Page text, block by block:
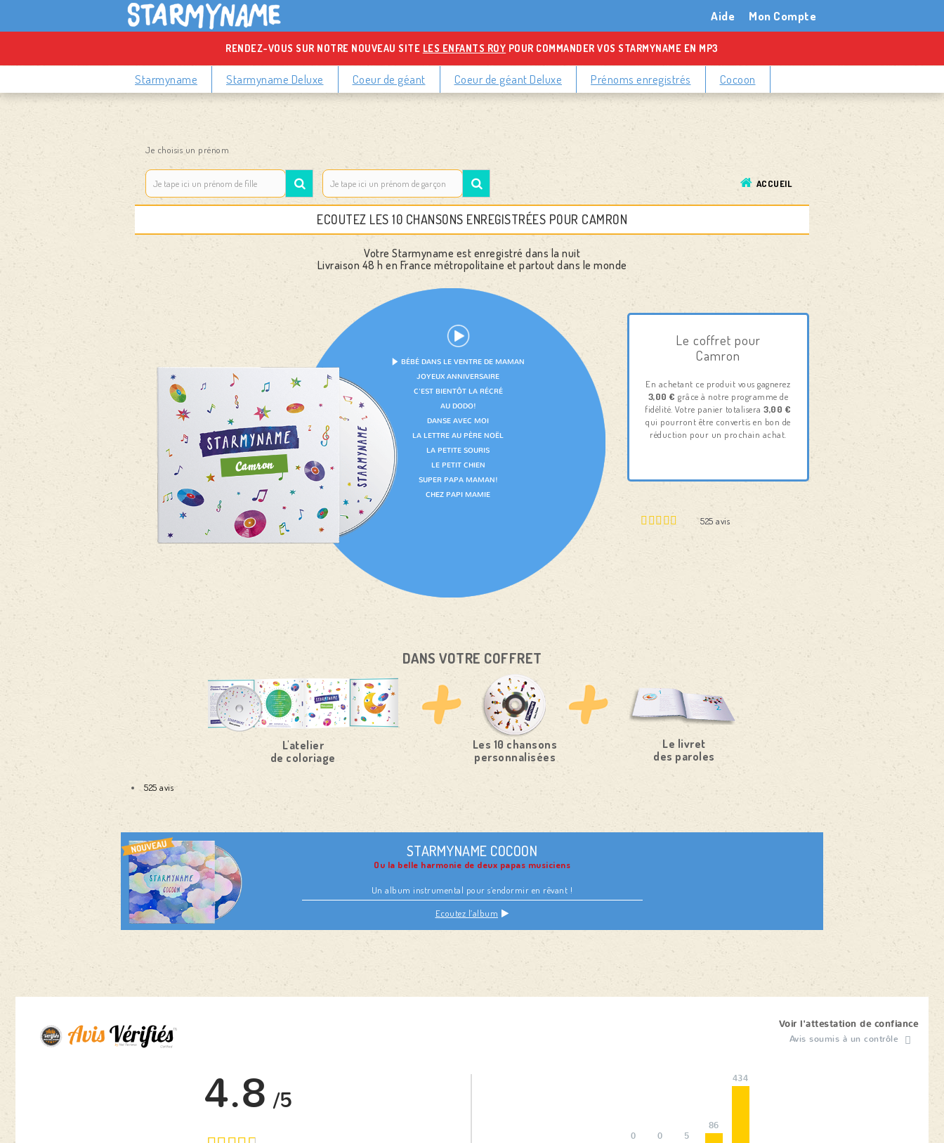
Mon Compte
Aide
RENDEZ-VOUS SUR NOTRE NOUVEAU SITE LES ENFANTS ROY POUR COMMANDER VOS STARMYNAME EN MP3
Starmyname Starmyname Deluxe Coeur de géant Coeur de géant Deluxe Prénoms enregistrés Cocoon
Je choisis un prénom
ACCUEIL
ECOUTEZ LES 10 CHANSONS ENREGISTRÉES POUR CAMRON
Votre Starmyname est enregistré dans la nuit
Livraison 48 h en France métropolitaine et partout dans le monde
Camron
Le coffret pour
Camron
En achetant ce produit vous gagnerez
3,00 € grâce à notre programme de
fidélité. Votre panier totalisera3,00 €
qui pourront être convertis en bon de
réduction pour un prochain achat.
525avis
DANS VOTRE COFFRET
L'atelier
de coloriage
Les 10 chansons
personnalisées
Le livret
des paroles
525 avis
STARMYNAME COCOON
Ou la belle harmonie de deux papas musiciens
Un album instrumental pour s’endormir en rêvant !
Ecoutez l’album
Voir l'attestation de confiance
Avis soumis à un contrôle
4.8 /5
0 0 5
86
434